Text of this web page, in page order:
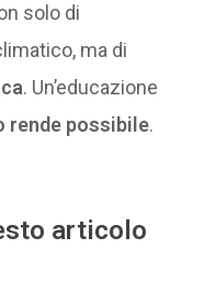
solo di
ma di
. Un’educazione
rende possibile.
articolo